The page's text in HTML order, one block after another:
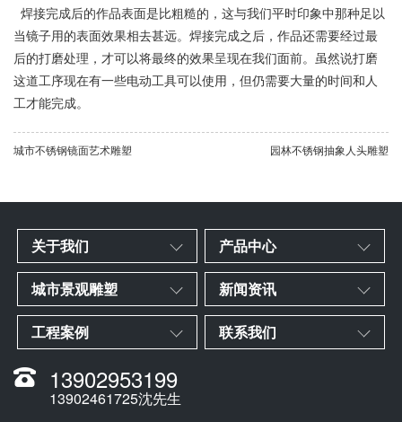
焊接完成后的作品表面是比粗糙的，这与我们平时印象中那种足以
当镜子用的表面效果相去甚远。焊接完成之后，作品还需要经过最
后的打磨处理，才可以将最终的效果呈现在我们面前。虽然说打磨
这道工序现在有一些电动工具可以使用，但仍需要大量的时间和人
工才能完成。
城市不锈钢镜面艺术雕塑 园林不锈钢抽象人头雕塑
关于我们 产品中心
城市景观雕塑 新闻资讯
工程案例 联系我们
13902953199
13902461725沈先生